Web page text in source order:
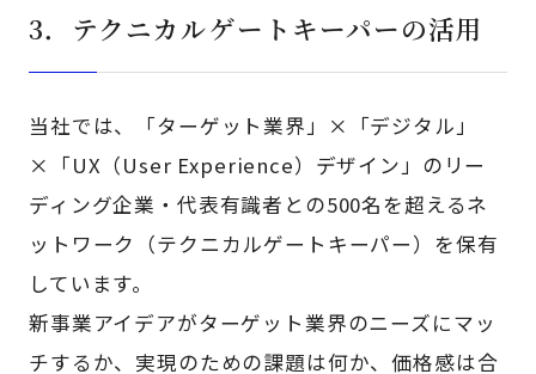
3．テクニカルゲートキーパーの活用
当社では、「ターゲット業界」×「デジタル」
×「UX（User Experience）デザイン」のリー
ディング企業・代表有識者との500名を超えるネ
ットワーク（テクニカルゲートキーパー）を保有
しています。
新事業アイデアがターゲット業界のニーズにマッ
チするか、実現のための課題は何か、価格感は合